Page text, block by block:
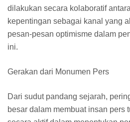
dilakukan secara kolaboratif
kepentingan sebagai kanal yang
pesan-pesan optimisme dalam
ini.
Gerakan dari Monumen Pers
Dari sudut pandang sejarah,
besar dalam membuat insan pers